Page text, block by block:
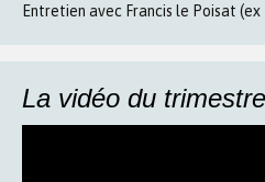
Entretien avec Francis le Poisat
La vidéo du trimestre